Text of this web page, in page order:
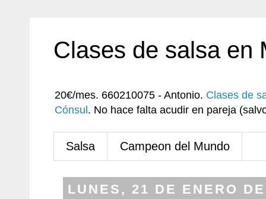
Clases de salsa en
20€/mes. 660210075 - Antonio. Clases de
Cónsul . No hace falta acudir en pareja
Salsa Campeon del Mundo
LUNES, 21 DE ENERO